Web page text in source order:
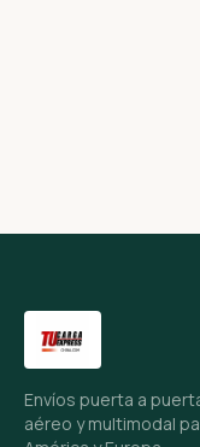
Envíos puerta a
aéreo y multimodal